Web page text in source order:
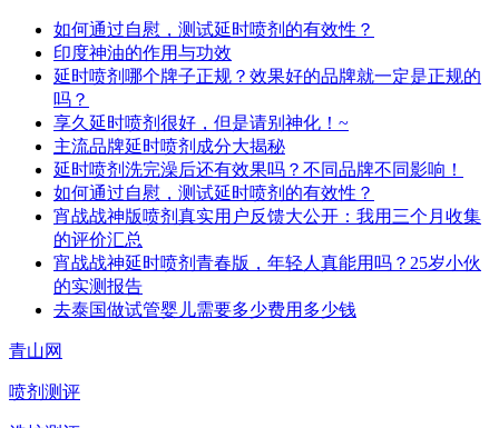
如何通过自慰，测试延时喷剂的有效性？
印度神油的作用与功效
延时喷剂哪个牌子正规？效果好的品牌就一定是正规的
吗？
享久延时喷剂很好，但是请别神化！~
主流品牌延时喷剂成分大揭秘
延时喷剂洗完澡后还有效果吗？不同品牌不同影响！
如何通过自慰，测试延时喷剂的有效性？
宵战战神版喷剂真实用户反馈大公开：我用三个月收集
的评价汇总
宵战战神延时喷剂青春版，年轻人真能用吗？25岁小伙
的实测报告
去泰国做试管婴儿需要多少费用多少钱
青山网
喷剂测评